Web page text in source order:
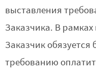
выставления
Заказчика. В
Заказчик
требованию